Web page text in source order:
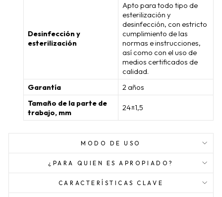
Desinfección y
esterilización
Apto para todo tipo de
esterilización y
desinfección, con estricto
cumplimiento de las
normas e instrucciones,
así como con el uso de
medios certificados de
calidad.
Garantía
2 años
Tamaño de la parte de
trabajo, mm
24±1,5
MODO DE USO
¿PARA QUIEN ES APROPIADO?
CARACTERÍSTICAS CLAVE